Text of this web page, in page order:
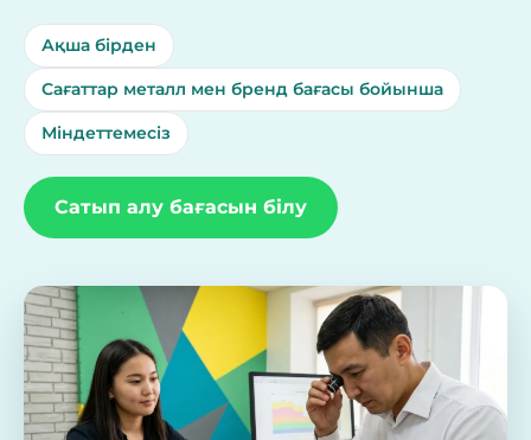
Ақша бірден
Сағаттар металл мен бренд бағасы бойынша
Міндеттемесіз
Сатып алу бағасын білу